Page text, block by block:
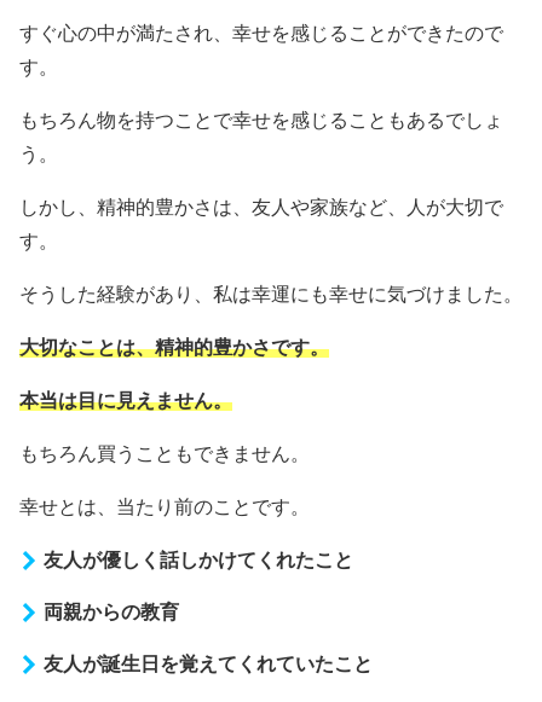
すぐ心の中が満たされ、幸せを感じることができたので
す。
もちろん物を持つことで幸せを感じることもあるでしょ
う。
しかし、精神的豊かさは、友人や家族など、人が大切で
す。
そうした経験があり、私は幸運にも幸せに気づけました。
大切なことは、精神的豊かさです。
本当は目に見えません。
もちろん買うこともできません。
幸せとは、当たり前のことです。
友人が優しく話しかけてくれたこと
両親からの教育
友人が誕生日を覚えてくれていたこと